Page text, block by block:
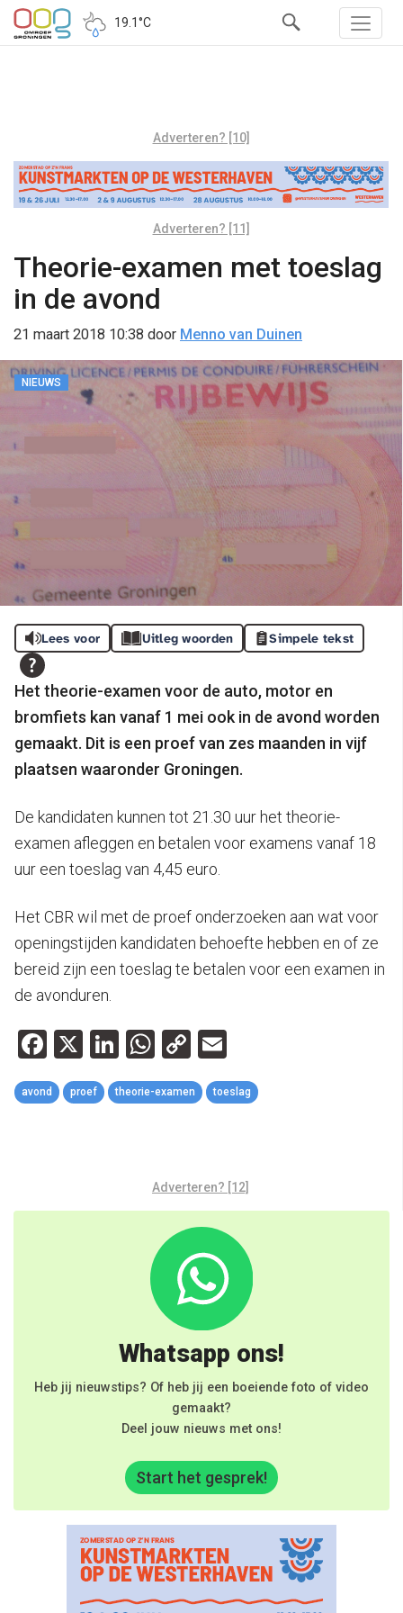
19.1°C
Adverteren? [10]
Adverteren? [11]
Theorie-examen met toeslag
in de avond
21 maart 2018 10:38 door Menno van Duinen
NIEUWS
Lees voor Uitleg woorden Simpele tekst
Het theorie-examen voor de auto, motor en
bromfiets kan vanaf 1 mei ook in de avond worden
gemaakt. Dit is een proef van zes maanden in vijf
plaatsen waaronder Groningen.
De kandidaten kunnen tot 21.30 uur het theorie-
examen afleggen en betalen voor examens vanaf 18
uur een toeslag van 4,45 euro.
Het CBR wil met de proef onderzoeken aan wat voor
openingstijden kandidaten behoefte hebben en of ze
bereid zijn een toeslag te betalen voor een examen in
de avonduren.
Facebook
X LinkedIn
WhatsApp
Copy
Link
avond proef theorie-examen toeslag
Adverteren? [12]
Whatsapp ons!
Heb jij nieuwstips? Of heb jij een boeiende foto of video
gemaakt?
Deel jouw nieuws met ons!
Start het gesprek!